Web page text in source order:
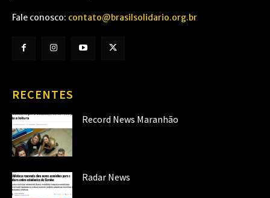
Fale conosco: contato@brasilsolidario.org.br
RECENTES
Record News Maranhão
Radar News